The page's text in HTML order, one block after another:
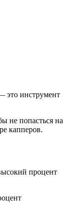
это инструмент
не попасться на
капперов.
процент